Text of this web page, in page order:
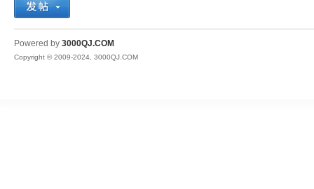
QJ
Powered by 3000QJ.COM
Copyright © 2009-2024, 3000QJ.COM